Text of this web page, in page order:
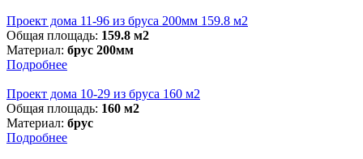
Проект дома 11-96 из бруса 200мм 159.8 м2
Общая площадь: 159.8 м2
Материал: брус 200мм
Подробнее
Проект дома 10-29 из бруса 160 м2
Общая площадь: 160 м2
Материал: брус
Подробнее